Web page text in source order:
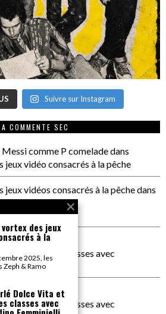
Suivre sur Instagram
COMMENTE SEC
Messi comme P comeladedans
jeux vidéo consacrés à la pêche
jeux vidéos consacrés à la pêchedans
et lutte des classes avec
l'o tiededans
et lutte des classes avec
vortex des jeux
à la
2025, les
Zeph & Ramo
Dolce Vita et
classes avec